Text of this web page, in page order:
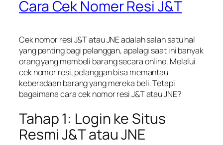
Cara Cek Nomer Resi J&T
Cek nomor resi J&T atau JNE adalah salah satu hal
yang penting bagi pelanggan, apalagi saat ini banyak
orang yang membeli barang secara online. Melalui
cek nomor resi, pelanggan bisa memantau
keberadaan barang yang mereka beli. Tetapi
bagaimana cara cek nomor resi J&T atau JNE?
Tahap 1: Login ke Situs
Resmi J&T atau JNE